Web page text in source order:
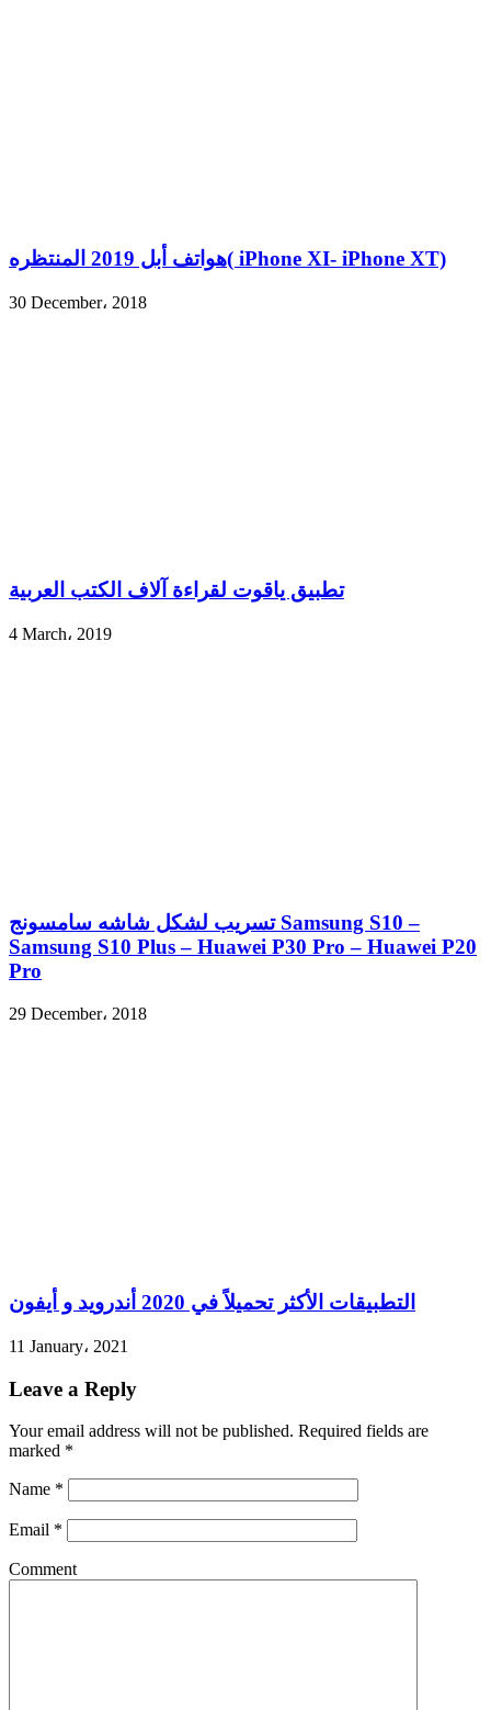
هواتف أبل 2019 المنتظره( iPhone XI- iPhone XT)
30 December، 2018
تطبيق ياقوت لقراءة آلاف الكتب العربية
4 March، 2019
تسريب لشكل شاشه سامسونج Samsung S10 –
Samsung S10 Plus – Huawei P30 Pro – Huawei P20
Pro
29 December، 2018
التطبيقات الأكثر تحميلاً في 2020 أندرويد و أيفون
11 January، 2021
Leave a Reply
Your email address will not be published. Required fields are
marked *
Name *
Email *
Comment